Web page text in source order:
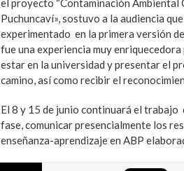
el proyecto “Contaminación Ambiental
Puchuncaví», sostuvo a la audiencia
experimentado en la primera versión
fue una experiencia muy
estar en la universidad y presentar el
camino, así como recibir el
El 8 y 15 de junio continuará el trabajo
fase, comunicar presencialmente los
enseñanza-aprendizaje en ABP